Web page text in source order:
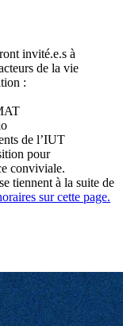
invité.e.s à
de la vie
:
de l’IUT
pour
conviviale.
tiennent à la suite de
sur cette page.